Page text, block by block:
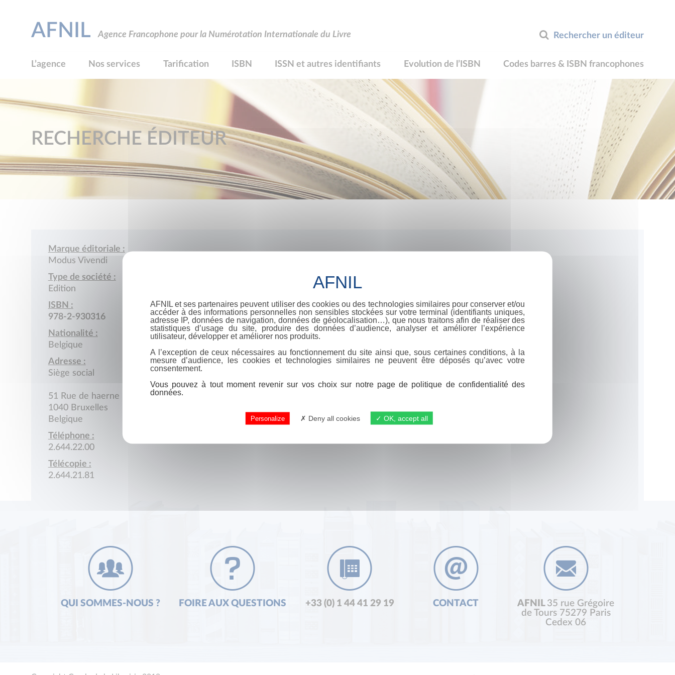
Rechercher un éditeur
AFNIL Agence Francophone pour la Numérotation Internationale du Livre
L’agence Nos services Tarification ISBN ISSN et autres identifiants Evolution de l’ISBN Codes barres & ISBN francophones
RECHERCHE ÉDITEUR
Marque éditoriale :
Modus Vivendi
Type de société :
Edition
ISBN :
978-2-930316
Nationalité :
Belgique
Adresse :
Siège social
51 Rue de haerne
1040 Bruxelles
Belgique
Téléphone :
2.644.22.00
Télécopie :
2.644.21.81
QUI SOMMES-NOUS ? FOIRE AUX QUESTIONS +33 (0) 1 44 41 29 19 CONTACT AFNIL 35 rue Grégoire
de Tours 75279 Paris
Cedex 06
AFNIL et ses partenaires peuvent utiliser des cookies ou des technologies similaires pour conserver et/ou
accéder à des informations personnelles non sensibles stockées sur votre terminal (identifiants uniques,
adresse IP, données de navigation, données de géolocalisation…), que nous traitons afin de réaliser des
statistiques d’usage du site, produire des données d’audience, analyser et améliorer l’expérience
utilisateur, développer et améliorer nos produits.
A l’exception de ceux nécessaires au fonctionnement du site ainsi que, sous certaines conditions, à la
mesure d’audience, les cookies et technologies similaires ne peuvent être déposés qu’avec votre
consentement.
Vous pouvez à tout moment revenir sur vos choix sur notre page de politique de confidentialité des
données.
Personalize Deny all cookies OK, accept all